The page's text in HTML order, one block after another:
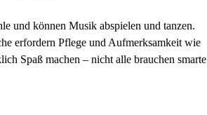
und können Musik abspielen und tanzen.
erfordern Pflege und Aufmerksamkeit wie
Spaß machen – nicht alle brauchen smarte